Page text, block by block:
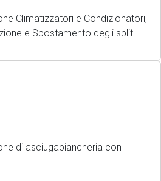
Climatizzatori e Condizionatori,
e Spostamento degli split.
di asciugabiancheria con